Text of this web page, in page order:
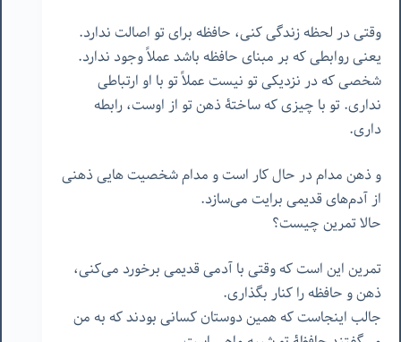
وقتی در لحظه زندگی کنی، حافظه برای تو اصالت ندارد.
یعنی روابطی که بر مبنای حافظه باشد عملاً وجود ندارد.
شخصی که در نزدیکی تو نیست عملاً تو با او ارتباطی
نداری. تو با چیزی که ساختۀ ذهن تو از اوست، رابطه
داری.
و ذهن مدام در حال کار است و مدام شخصیت هایی ذهنی
از آدم‌های قدیمی برایت می‌سازد.
حالا تمرین چیست؟
تمرین این است که وقتی با آدمی قدیمی برخورد می‌کنی،
ذهن و حافظه را کنار بگذاری.
جالب اینجاست که همین دوستان کسانی بودند که به من